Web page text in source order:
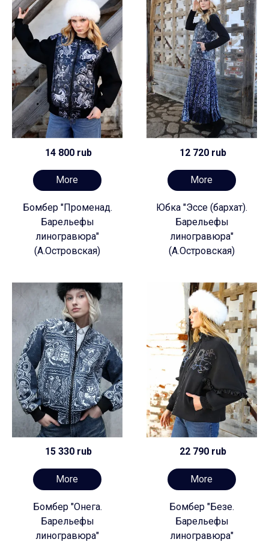
14 800 rub
More
Бомбер "Променад.
Барельефы
линогравюра"
(А.Островская)
12 720 rub
More
Юбка "Эссе (бархат).
Барельефы
линогравюра"
(А.Островская)
15 330 rub
More
Бомбер "Онега.
Барельефы
линогравюра"
22 790 rub
More
Бомбер "Безе.
Барельефы
линогравюра"